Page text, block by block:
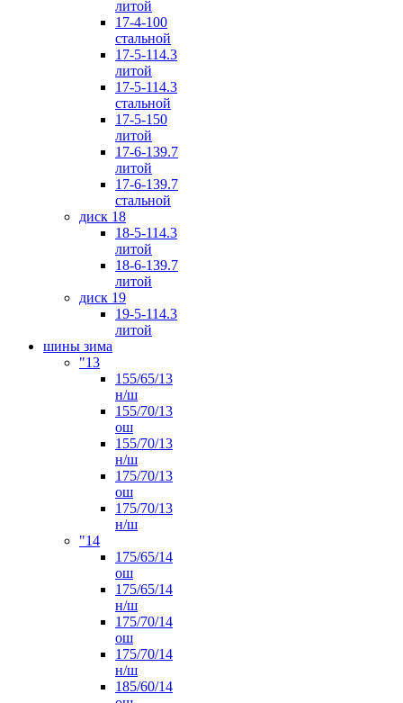
литой
17-4-100
стальной
17-5-114.3
литой
17-5-114.3
стальной
17-5-150
литой
17-6-139.7
литой
17-6-139.7
стальной
диск 18
18-5-114.3
литой
18-6-139.7
литой
диск 19
19-5-114.3
литой
шины зима
"13
155/65/13
н/ш
155/70/13
ош
155/70/13
н/ш
175/70/13
ош
175/70/13
н/ш
"14
175/65/14
ош
175/65/14
н/ш
175/70/14
ош
175/70/14
н/ш
185/60/14